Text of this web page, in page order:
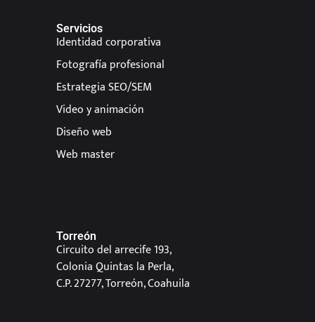
Servicios
Identidad corporativa
Fotografía profesional
Estrategia SEO/SEM
Video y animación
Diseño web
Web master
Torreón
Circuito del arrecife 193,
Colonia Quintas la Perla,
C.P. 27277, Torreón, Coahuila